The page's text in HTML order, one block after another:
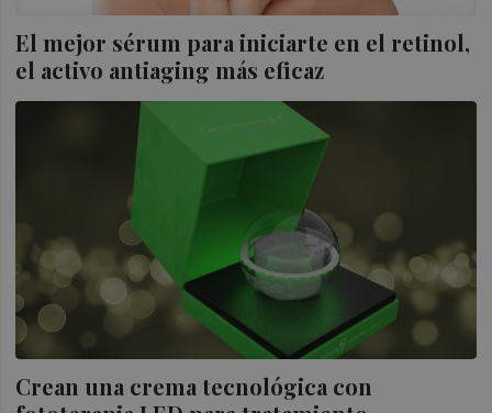
El mejor sérum para iniciarte en el retinol,
el activo antiaging más eficaz
Crean una crema tecnológica con